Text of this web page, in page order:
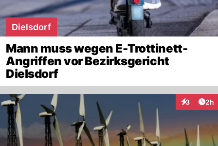
Dielsdorf
Mann muss wegen E-Trottinett-
Angriffen vor Bezirksgericht
Dielsdorf
3 2h